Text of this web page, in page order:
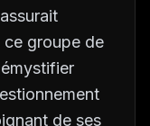
ce groupe de
de ses